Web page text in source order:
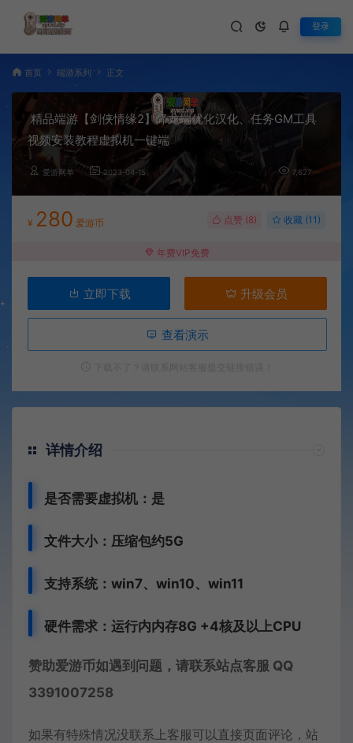
登录
首页 端游系列 正文
精品端游【剑侠情缘2】降龙端优化汉化、任务GM工具
视频安装教程虚拟机一键端
爱游网单 2023-04-15 7,627
¥ 280 爱游币 点赞 (8) 收藏 (11)
年费VIP免费
立即下载 升级会员
查看演示
详情介绍
是否需要虚拟机：是
文件大小：压缩包约5G
支持系统：win7、win10、win11
硬件需求：运行内内存8G +4核及以上CPU
赞助爱游币如遇到问题，请联系站点客服 QQ
3391007258
如果有特殊情况没联系上客服可以直接页面评论，站